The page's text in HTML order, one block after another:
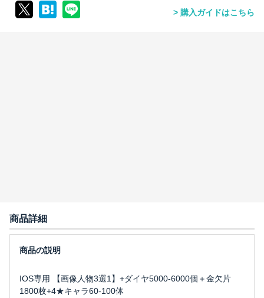
購入ガイドはこちら
商品詳細
IOS専用 【画像人物3選1】+ダイヤ5000-6000個＋金欠片
1800枚+4★キャラ60-100体